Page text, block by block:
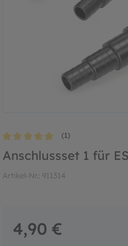
(1)
Anschlussset 1 für
Artikel-Nr.: 911314
4,90 €